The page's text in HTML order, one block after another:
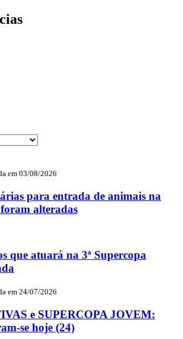
em 03/08/2026
para entrada de animais na
alteradas
que atuará na 3ª Supercopa
em 24/07/2026
e SUPERCOPA JOVEM:
se hoje (24)